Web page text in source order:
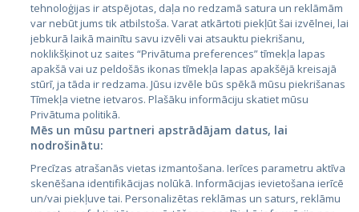
Lietuva
City24.lv
City24.ee
GetaPro.lv
CVbankas.lt
Kainos.lt
Paslaugos.lt
tehnoloģijas ir atspējotas, daļa no redzamā satura un reklāmām
var nebūt jums tik atbilstoša. Varat atkārtoti piekļūt šai izvēlnei, lai
jebkurā laikā mainītu savu izvēli vai atsauktu piekrišanu,
noklikšķinot uz saites “Privātuma preferences” tīmekļa lapas
apakšā vai uz peldošās ikonas tīmekļa lapas apakšējā kreisajā
stūrī, ja tāda ir redzama. Jūsu izvēle būs spēkā mūsu piekrišanas
Tīmekļa vietne ietvaros. Plašāku informāciju skatiet mūsu
Privātuma politikā.
Mēs un mūsu partneri apstrādājam datus, lai
nodrošinātu:
Precīzas atrašanās vietas izmantošana. Ierīces parametru aktīva
skenēšana identifikācijas nolūkā. Informācijas ievietošana ierīcē
un/vai piekļuve tai. Personalizētas reklāmas un saturs, reklāmu